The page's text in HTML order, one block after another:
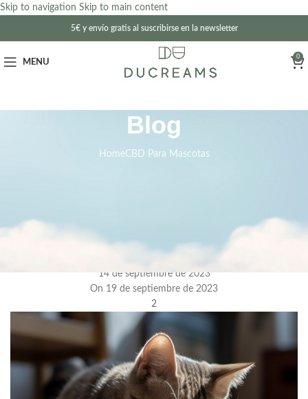
Skip to navigation Skip to main content
5€ y envío gratis al suscribirse en la newsletter
MENU
0
Blog
HomeCBD Para Mascotas
14 de septiembre de 2023
On 19 de septiembre de 2023
2